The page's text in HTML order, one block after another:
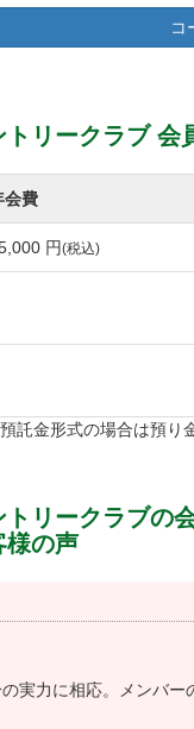
、東コースの各
も広く造られて
クラブのコース設
グランドからグリ
、ハザードの位置
クラブには古く
ます。
円（税込）→【
円（税込）→【
コ
リークラブ 会
会費
円(税込)
託金形式の場合は預り
リークラブの
様の声
実力に相応。メンバー